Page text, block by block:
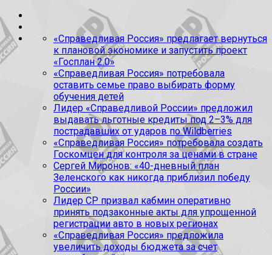
«Справедливая Россия» предлагает вернуться
к плановой экономике и запустить проект
«Госплан 2.0»
«Справедливая Россия» потребовала
оставить семье право выбирать форму
обучения детей
Лидер «Справедливой России» предложил
выдавать льготные кредиты под 2–3% для
пострадавших от ударов по Wildberries
«Справедливая Россия» потребовала создать
Госкомцен для контроля за ценами в стране
Сергей Миронов: «40-дневный план
Зеленского как никогда приблизил победу
России»
Лидер СР призвал кабмин оперативно
принять подзаконные акты для упрощенной
регистрации авто в новых регионах
«Справедливая Россия» предложила
увеличить доходы бюджета за счет